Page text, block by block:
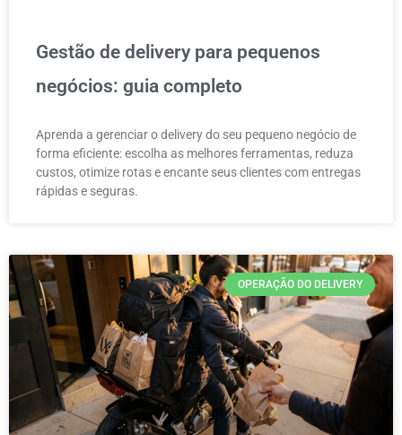
Gestão de delivery para pequenos
negócios: guia completo
Aprenda a gerenciar o delivery do seu pequeno negócio de
forma eficiente: escolha as melhores ferramentas, reduza
custos, otimize rotas e encante seus clientes com entregas
rápidas e seguras.
OPERAÇÃO DO DELIVERY